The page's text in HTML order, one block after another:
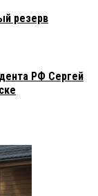
резерв
РФ Сергей